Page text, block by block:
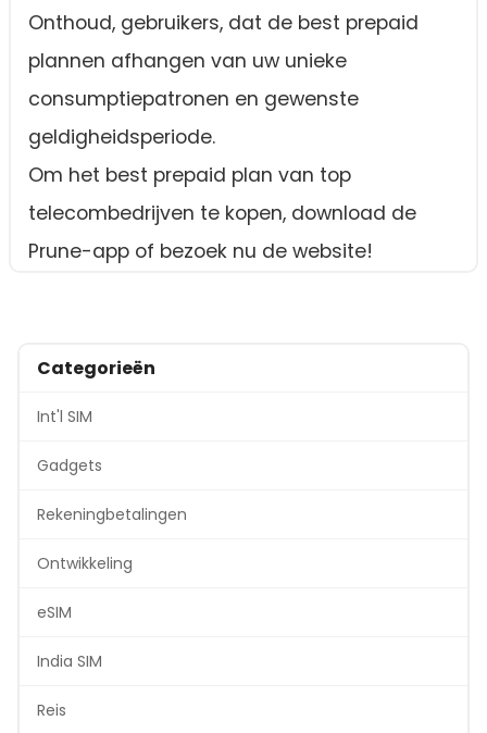
Onthoud, gebruikers, dat de best prepaid
plannen afhangen van uw unieke
consumptiepatronen en gewenste
geldigheidsperiode.
Om het best prepaid plan van top
telecombedrijven te kopen, download de
Prune-app of bezoek nu de website!
Categorieën
Int'l SIM
Gadgets
Rekeningbetalingen
Ontwikkeling
eSIM
India SIM
Reis